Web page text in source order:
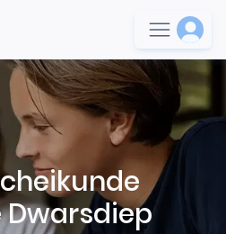
Dwarsdiep